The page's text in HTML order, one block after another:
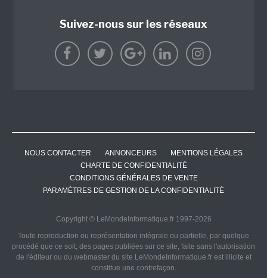
Suivez-nous sur les réseaux
NOUS CONTACTER ANNONCEURS
MENTIONS LÉGALES
CHARTE DE CONFIDENTIALITÉ
CONDITIONS GÉNÉRALES DE VENTE
PARAMÈTRES DE GESTION DE LA CONFIDENTIALITÉ
Copyright © LeMondeInformatique.fr 1997-2026
Toute reproduction ou représentation intégrale ou partielle, par quelque
procédé que ce soit, des pages publiées sur ce site, faite sans l'autorisation
de l'éditeur ou du webmaster du site LeMondeInformatique.fr est illicite et
constitue une contrefaçon.